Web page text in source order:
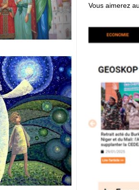
Vous aimerez